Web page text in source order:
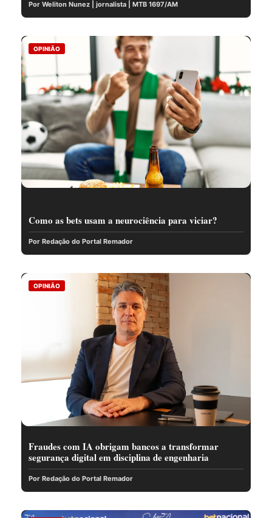
Por Weliton Nunez | jornalista | MTB 1697/AM
OPINIÃO
Como as bets usam a neurociência para viciar?
Por Redação do Portal Remador
OPINIÃO
Fraudes com IA obrigam bancos a transformar
segurança digital em disciplina de engenharia
Por Redação do Portal Remador